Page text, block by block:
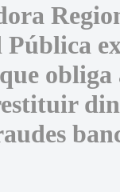
Pública
obliga